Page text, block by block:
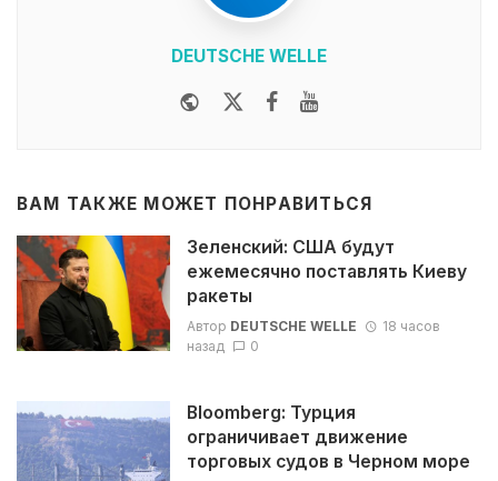
DEUTSCHE WELLE
WebsiteTwitterFacebook
ВАМ ТАКЖЕ МОЖЕТ ПОНРАВИТЬСЯ
Зеленский: США будут
ежемесячно поставлять Киеву
ракеты
Автор DEUTSCHE WELLE
18 часов
назад
0
Bloomberg: Турция
ограничивает движение
торговых судов в Черном море